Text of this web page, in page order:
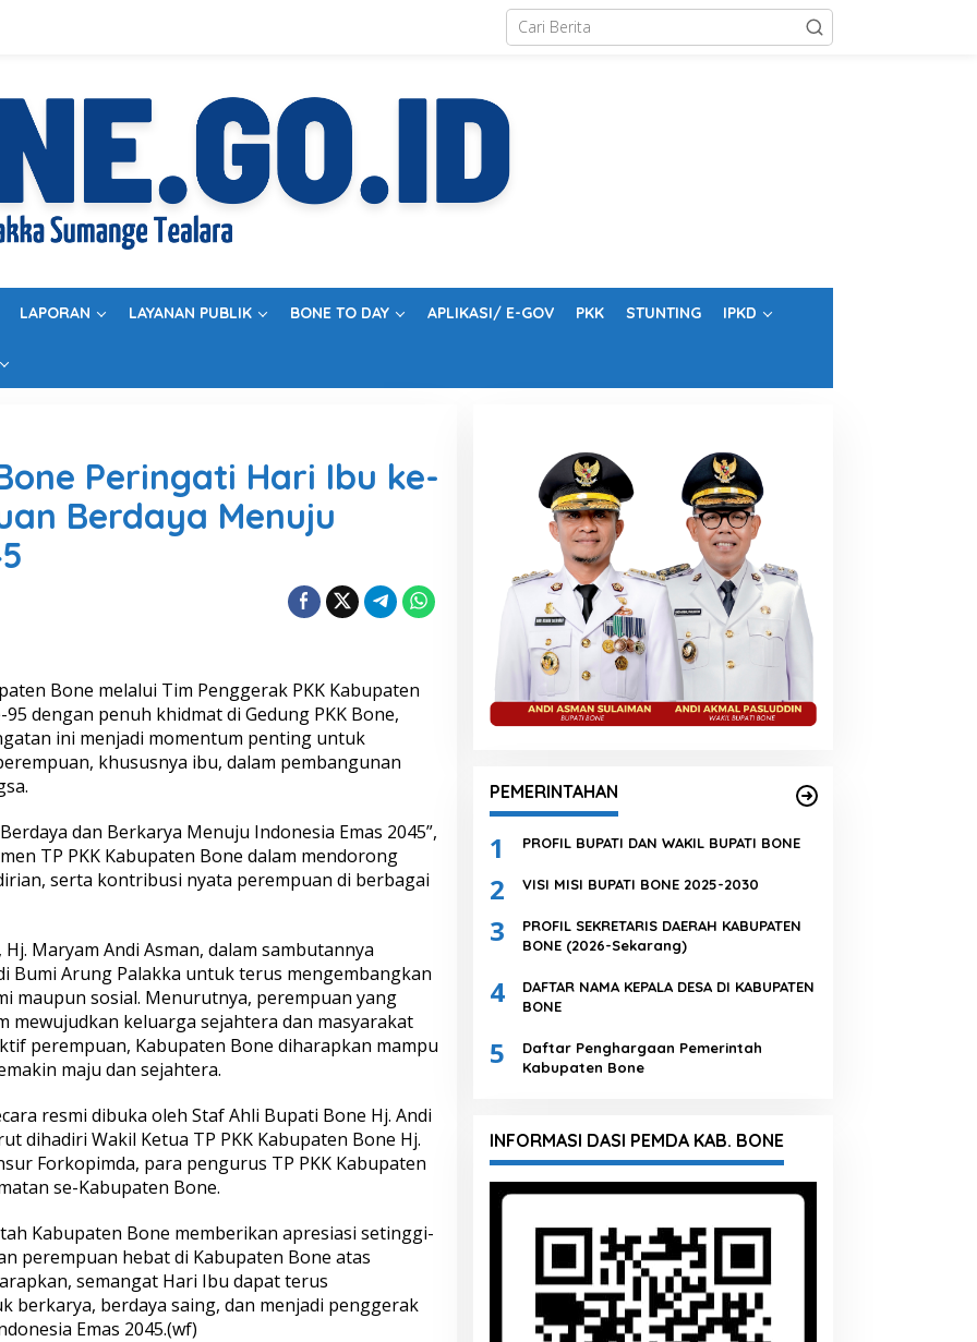
LAPORAN LAYANAN PUBLIK BONE TO DAY APLIKASI/ E-GOV PKK STUNTING IPKD
Peringati Hari Ibu ke-
Berdaya Menuju
Bone melalui Tim Penggerak PKK Kabupaten
dengan penuh khidmat di Gedung PKK Bone,
ini menjadi momentum penting untuk
khususnya ibu, dalam pembangunan
dan Berkarya Menuju Indonesia Emas 2045”,
TP PKK Kabupaten Bone dalam mendorong
serta kontribusi nyata perempuan di berbagai
Maryam Andi Asman, dalam sambutannya
Bumi Arung Palakka untuk terus mengembangkan
maupun sosial. Menurutnya, perempuan yang
mewujudkan keluarga sejahtera dan masyarakat
perempuan, Kabupaten Bone diharapkan mampu
maju dan sejahtera.
resmi dibuka oleh Staf Ahli Bupati Bone Hj. Andi
dihadiri Wakil Ketua TP PKK Kabupaten Bone Hj.
Forkopimda, para pengurus TP PKK Kabupaten
se-Kabupaten Bone.
Kabupaten Bone memberikan apresiasi setinggi-
perempuan hebat di Kabupaten Bone atas
semangat Hari Ibu dapat terus
berkarya, berdaya saing, dan menjadi penggerak
Emas 2045.(wf)
PEMERINTAHAN
1 PROFIL BUPATI DAN WAKIL BUPATI BONE
2 VISI MISI BUPATI BONE 2025-2030
3
PROFIL SEKRETARIS DAERAH KABUPATEN
BONE (2026-Sekarang)
4
DAFTAR NAMA KEPALA DESA DI KABUPATEN
BONE
5
Daftar Penghargaan Pemerintah
Kabupaten Bone
INFORMASI DASI PEMDA KAB. BONE